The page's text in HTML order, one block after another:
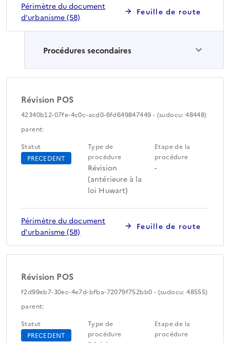
Périmètre du document
d'urbanisme (58)
Feuille de route
Procédures secondaires
Révision POS
42340b12-07fe-4c0c-acd0-6fd649847449 - (sudocu: 48448)
parent:
Statut
PRECEDENT
Type de
procédure
Révision
(antérieure à la
loi Huwart)
Etape de la
procédure
-
Périmètre du document
d'urbanisme (58)
Feuille de route
Révision POS
f2d99eb7-30ec-4e7d-bfba-72079f752bb0 - (sudocu: 48555)
parent:
Statut
PRECEDENT
Type de
procédure
Etape de la
procédure